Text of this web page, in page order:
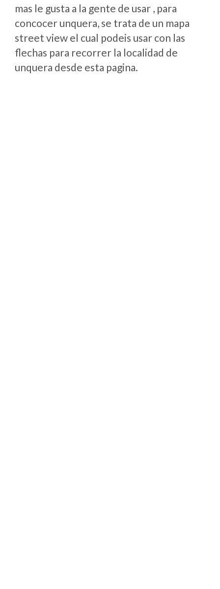
mas le gusta a la gente de usar , para
concocer unquera, se trata de un mapa
street view el cual podeis usar con las
flechas para recorrer la localidad de
unquera desde esta pagina.